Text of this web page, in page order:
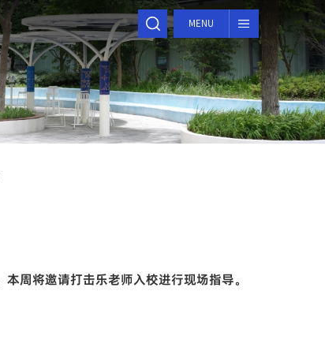
MENU
本周将邀请打击乐老师入校进行现场指导。